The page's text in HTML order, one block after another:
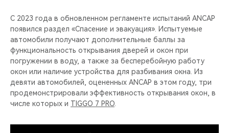
С 2023 года в обновленном регламенте испытаний ANCAP
появился раздел «Спасение и эвакуация». Испытуемые
автомобили получают дополнительные баллы за
функциональность открывания дверей и окон при
погружении в воду, а также за бесперебойную работу
окон или наличие устройства для разбивания окна. Из
девяти автомобилей, оцененных ANCAP в этом году, три
продемонстрировали эффективность открывания окон, в
числе которых и TIGGO 7 PRO